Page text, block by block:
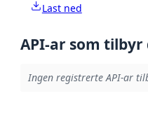
Last ned
API-ar som
Ingen registrerte API-ar